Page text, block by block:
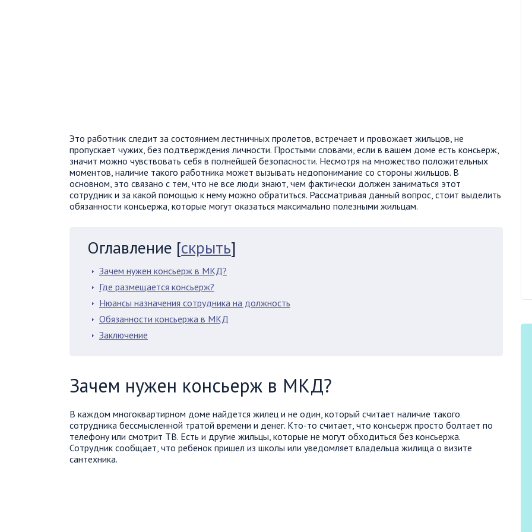
Это работник следит за состоянием лестничных пролетов, встречает и провожает жильцов, не
пропускает чужих, без подтверждения личности. Простыми словами, если в вашем доме есть консьерж,
значит можно чувствовать себя в полнейшей безопасности. Несмотря на множество положительных
моментов, наличие такого работника может вызывать недопонимание со стороны жильцов. В
основном, это связано с тем, что не все люди знают, чем фактически должен заниматься этот
сотрудник и за какой помощью к нему можно обратиться. Рассматривая данный вопрос, стоит выделить
обязанности консьержа, которые могут оказаться максимально полезными жильцам.
Оглавление [скрыть]
Зачем нужен консьерж в МКД?
Где размещается консьерж?
Нюансы назначения сотрудника на должность
Обязанности консьержа в МКД
Заключение
Зачем нужен консьерж в МКД?
В каждом многоквартирном доме найдется жилец и не один, который считает наличие такого
сотрудника бессмысленной тратой времени и денег. Кто-то считает, что консьерж просто болтает по
телефону или смотрит ТВ. Есть и другие жильцы, которые не могут обходиться без консьержа.
Сотрудник сообщает, что ребенок пришел из школы или уведомляет владельца жилища о визите
сантехника.